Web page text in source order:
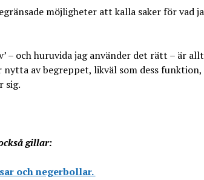
möjligheter att kalla saker för vad
– och huruvida jag använder det rätt – är
av begreppet, likväl som dess funktion,
sig.
gillar:
och negerbollar.